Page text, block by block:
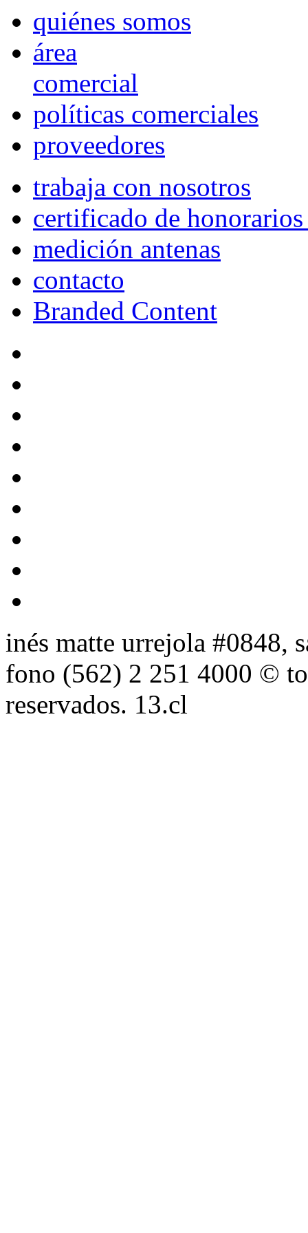
quiénes somos
área
comercial
políticas comerciales
proveedores
trabaja con nosotros
certificado de
medición antenas
contacto
Branded Content
inés matte urrejola #0848,
fono (562) 2 251 4000 ©
reservados. 13.cl